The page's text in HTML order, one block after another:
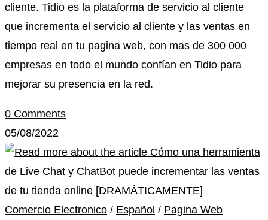
cliente. Tidio es la plataforma de servicio al cliente
que incrementa el servicio al cliente y las ventas en
tiempo real en tu pagina web, con mas de 300 000
empresas en todo el mundo confían en Tidio para
mejorar su presencia en la red.
0 Comments
05/08/2022
Comercio Electronico / Español / Pagina Web